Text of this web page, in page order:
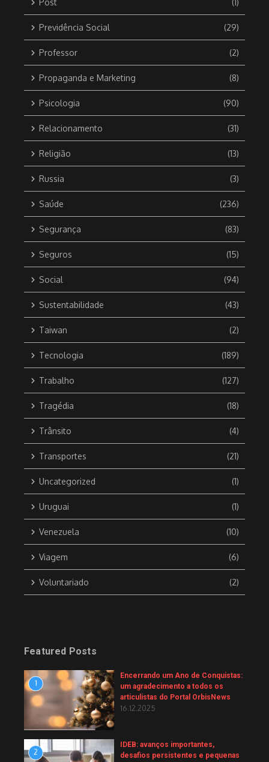
Post (1)
Previdência Social (29)
Professor (2)
Propaganda e Marketing (8)
Psicologia (90)
Relacionamento (31)
Religião (13)
Russia (3)
Saúde (236)
Segurança (83)
Seguros (15)
Social (94)
Sustentabilidade (43)
Taiwan (2)
Tecnologia (189)
Trabalho (127)
Tragédia (18)
Trânsito (4)
Transportes (21)
Uncategorized (1)
Uruguai (1)
Venezuela (10)
Viagem (6)
Voluntariado (2)
Featured Posts
1
Encerrando um Ano de Conquistas:
um agradecimento a todos os
articulistas do Portal OrbisNews
16.12.2025
2
IDEB: avanços importantes,
desafios persistentes e pequenas